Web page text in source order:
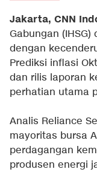
Jakarta, CNN
Gabungan
dengan
Prediksi inflasi
dan rilis laporan
perhatian utama
Analis Reliance
mayoritas bursa
perdagangan
produsen energi